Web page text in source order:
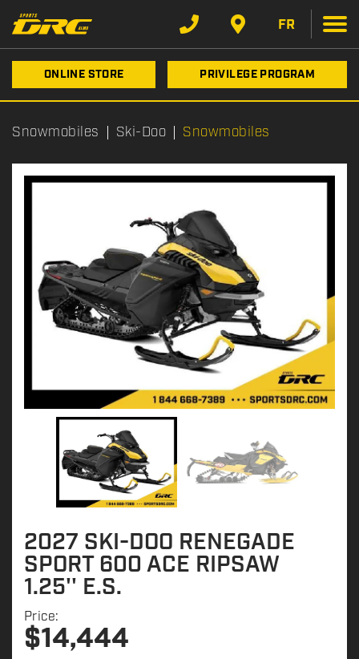
FR
ONLINE STORE PRIVILEGE PROGRAM
Snowmobiles Ski-Doo Snowmobiles
2027 SKI-DOO RENEGADE
SPORT 600 ACE RIPSAW
1.25'' E.S.
Price:
$14,444